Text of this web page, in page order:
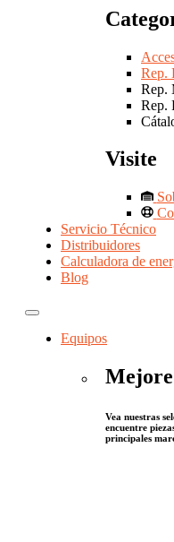
Rep.
Rep.
Rep.
Visite
Servicio Técnico
Distribuidores
Calculadora de
Blog
Equipos
Mejore
Vea nuestras
encuentre
principales